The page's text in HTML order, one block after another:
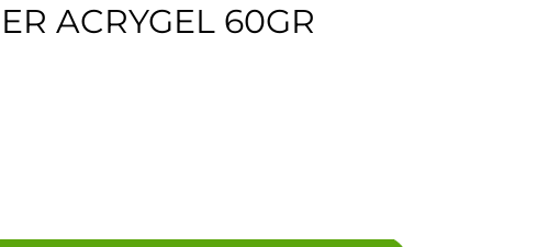
ACRYGEL 60GR